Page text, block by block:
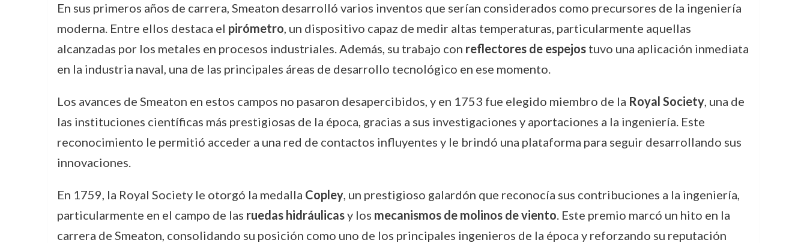
En sus primeros años de carrera, Smeaton desarrolló varios inventos que serían considerados como precursores de la ingeniería
moderna. Entre ellos destaca el pirómetro, un dispositivo capaz de medir altas temperaturas, particularmente aquellas
alcanzadas por los metales en procesos industriales. Además, su trabajo con reflectores de espejostuvo una aplicación inmediata
en la industria naval, una de las principales áreas de desarrollo tecnológico en ese momento.
Los avances de Smeaton en estos campos no pasaron desapercibidos, y en 1753 fue elegido miembro de la Royal Society, una de
las instituciones científicas más prestigiosas de la época, gracias a sus investigaciones y aportaciones a la ingeniería. Este
reconocimiento le permitió acceder a una red de contactos influyentes y le brindó una plataforma para seguir desarrollando sus
innovaciones.
En 1759, la Royal Society le otorgó la medalla Copley, un prestigioso galardón que reconocía sus contribuciones a la ingeniería,
particularmente en el campo de las ruedas hidráulicasy los mecanismos de molinos de viento. Este premio marcó un hito en la
carrera de Smeaton, consolidando su posición como uno de los principales ingenieros de la época y reforzando su reputación